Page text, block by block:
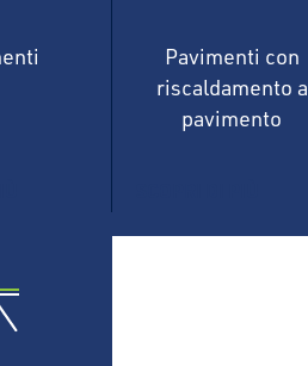
Pavimenti con
riscaldamento a
pavimento